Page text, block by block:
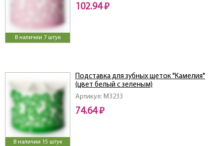
В наличии 7 штук
102.94 ₽
В наличии 15 штук
Артикул: M3233
Подставка для зубных щеток "Камелия"
(цвет белый с зеленым)
74.64 ₽